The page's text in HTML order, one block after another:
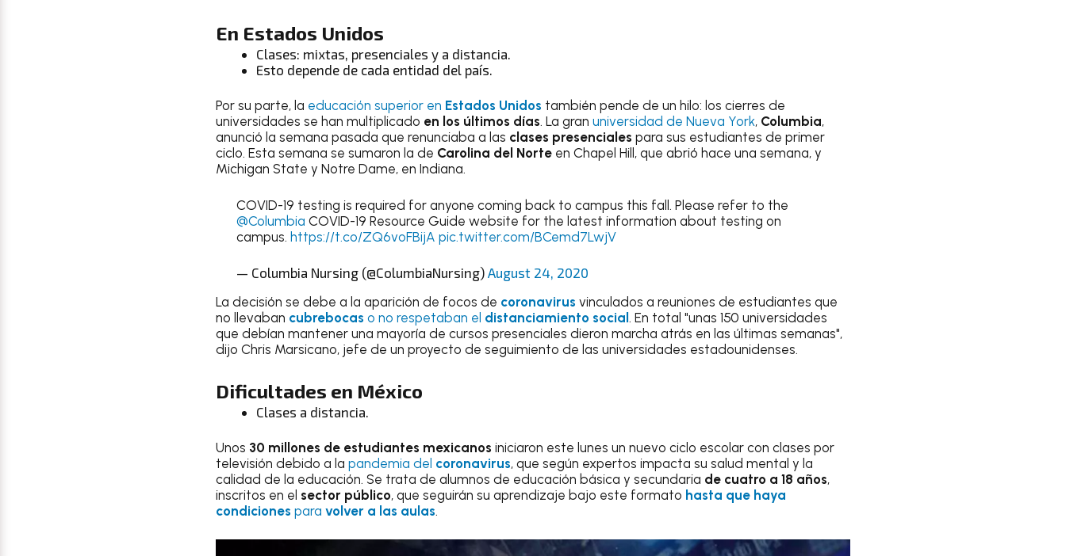
En Estados Unidos
Clases: mixtas, presenciales y a distancia.
Esto depende de cada entidad del país.
Por su parte, la educación superior en Estados Unidos también pende de un hilo: los cierres de
universidades se han multiplicado en los últimos días. La gran universidad de Nueva York, Columbia,
anunció la semana pasada que renunciaba a las clases presenciales para sus estudiantes de primer
ciclo. Esta semana se sumaron la de Carolina del Norte en Chapel Hill, que abrió hace una semana, y
Michigan State y Notre Dame, en Indiana.
COVID-19 testing is required for anyone coming back to campus this fall. Please refer to the
@Columbia COVID-19 Resource Guide website for the latest information about testing on
campus. https://t.co/ZQ6voFBijA pic.twitter.com/BCemd7LwjV
— Columbia Nursing (@ColumbiaNursing) August 24, 2020
La decisión se debe a la aparición de focos de coronavirus vinculados a reuniones de estudiantes que
no llevaban cubrebocas o no respetaban el distanciamiento social . En total "unas 150 universidades
que debían mantener una mayoría de cursos presenciales dieron marcha atrás en las últimas semanas",
dijo Chris Marsicano, jefe de un proyecto de seguimiento de las universidades estadounidenses.
Dificultades en México
Clases a distancia.
Unos 30 millones de estudiantes mexicanos iniciaron este lunes un nuevo ciclo escolar con clases por
televisión debido a la pandemia del coronavirus, que según expertos impacta su salud mental y la
calidad de la educación. Se trata de alumnos de educación básica y secundaria de cuatro a 18 años,
inscritos en el sector público, que seguirán su aprendizaje bajo este formato hasta que haya
condiciones para volver a las aulas.